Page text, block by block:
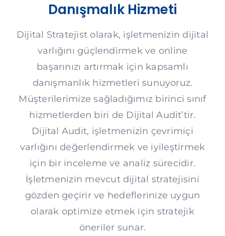
Hakkımızda
Blog
İletişim
Danışmalık Hizmeti
Dijital Stratejist olarak, işletmenizin dijital
varlığını güçlendirmek ve online
başarınızı artırmak için kapsamlı
danışmanlık hizmetleri sunuyoruz.
Müşterilerimize sağladığımız birinci sınıf
hizmetlerden biri de Dijital Audit’tir.
Dijital Audit, işletmenizin çevrimiçi
varlığını değerlendirmek ve iyileştirmek
için bir inceleme ve analiz sürecidir.
İşletmenizin mevcut dijital stratejisini
gözden geçirir ve hedeflerinize uygun
olarak optimize etmek için stratejik
öneriler sunar.